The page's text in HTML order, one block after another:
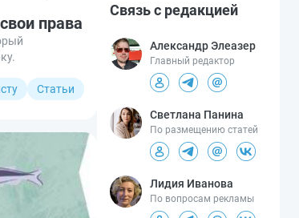
права
Статьи
Связь с редакцией
Александр Элеазер
Главный редактор
Светлана Панина
По размещению статей
Лидия Иванова
По вопросам рекламы